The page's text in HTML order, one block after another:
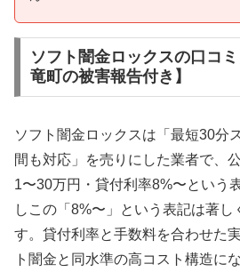
ソフト闇金ロックスの口コ
竜町の被害報告付き】
ソフト闇金ロックスは「最短30分
間も対応」を売りにした業者で、
1〜30万円・貸付利率8%〜という
しこの「8%〜」という表記は著
す。貸付利率と手数料を合わせた
ト闇金と同水準の高コスト構造に